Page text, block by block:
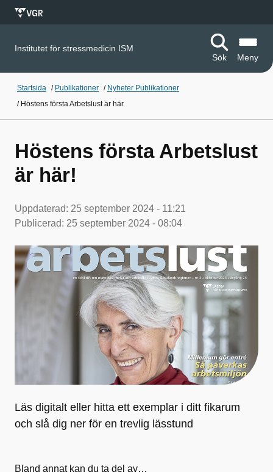
Institutet för stressmedicin ISM
Sök
Meny
Startsida / Publikationer / Nyheter Publikationer
/ Höstens första Arbetslust är här
Höstens första Arbetslust
är här!
Uppdaterad: 25 september 2024 - 11:21
Publicerad: 25 september 2024 - 08:04
Läs digitalt eller hitta ett exemplar i ditt fikarum
och slå dig ner för en trevlig lässtund
Bland annat kan du ta del av…